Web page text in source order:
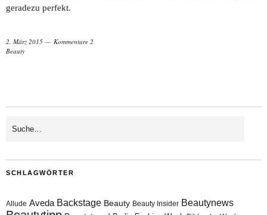
geradezu perfekt.
2. März 2015
Kommentare 2
Beauty
SCHLAGWÖRTER
Allude Aveda Backstage Beauty Beauty Insider Beautynews